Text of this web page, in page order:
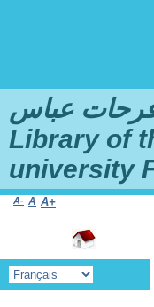
Library of
university
TO THE
A- A A+